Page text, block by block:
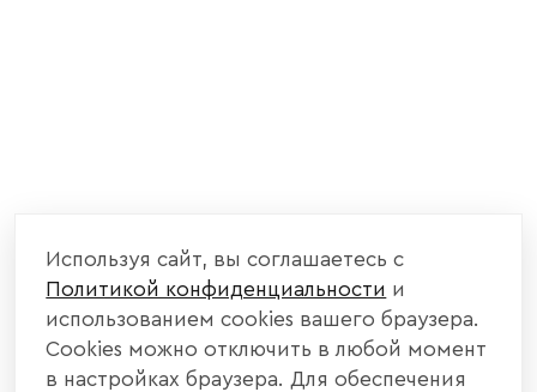
Используя сайт, вы соглашаетесь с
Политикой конфиденциальности и
использованием cookies вашего браузера.
Cookies можно отключить в любой момент
в настройках браузера. Для обеспечения